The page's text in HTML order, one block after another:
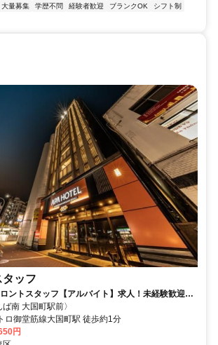
大量募集 学歴不問 経験者歓迎 ブランクOK
シフト制
タッフ
ントスタッフ【アルバイト】求人！未経験歓迎＆
ト
南 大国町駅前〉
ロ御堂筋線大国町駅 徒歩約1分
円